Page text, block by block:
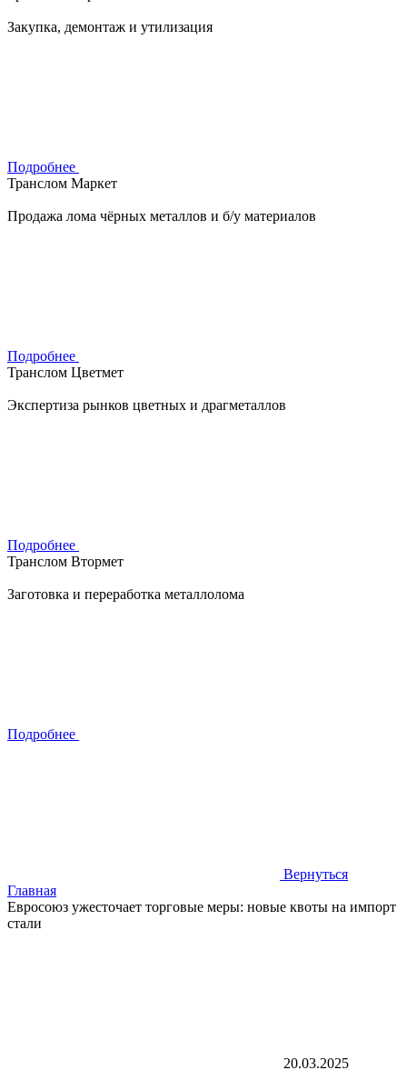
Закупка, демонтаж и утилизация
Подробнее
Транслом Маркет
Продажа лома чёрных металлов и б/у материалов
Подробнее
Транслом Цветмет
Экспертиза рынков цветных и драгметаллов
Подробнее
Транслом Втормет
Заготовка и переработка металлолома
Подробнее
Вернуться
Главная
Евросоюз ужесточает торговые меры: новые квоты на импорт
стали
20.03.2025